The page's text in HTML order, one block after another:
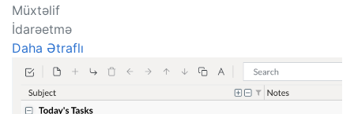
Müxtəlif
İdarəetmə
Daha Ətraflı